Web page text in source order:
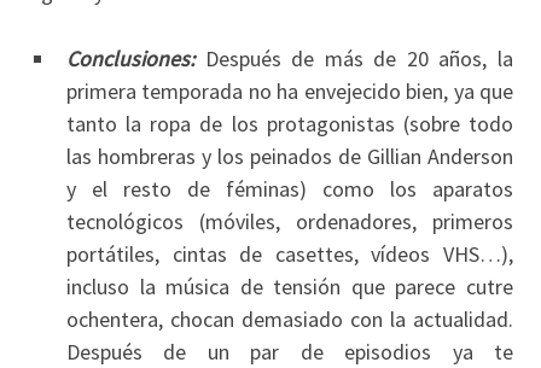
Conclusiones: Después de más de 20 años, la
primera temporada no ha envejecido bien, ya que
tanto la ropa de los protagonistas (sobre todo
las hombreras y los peinados de Gillian Anderson
y el resto de féminas) como los aparatos
tecnológicos (móviles, ordenadores, primeros
portátiles, cintas de casettes, vídeos VHS…),
incluso la música de tensión que parece cutre
ochentera, chocan demasiado con la actualidad.
Después de un par de episodios ya te